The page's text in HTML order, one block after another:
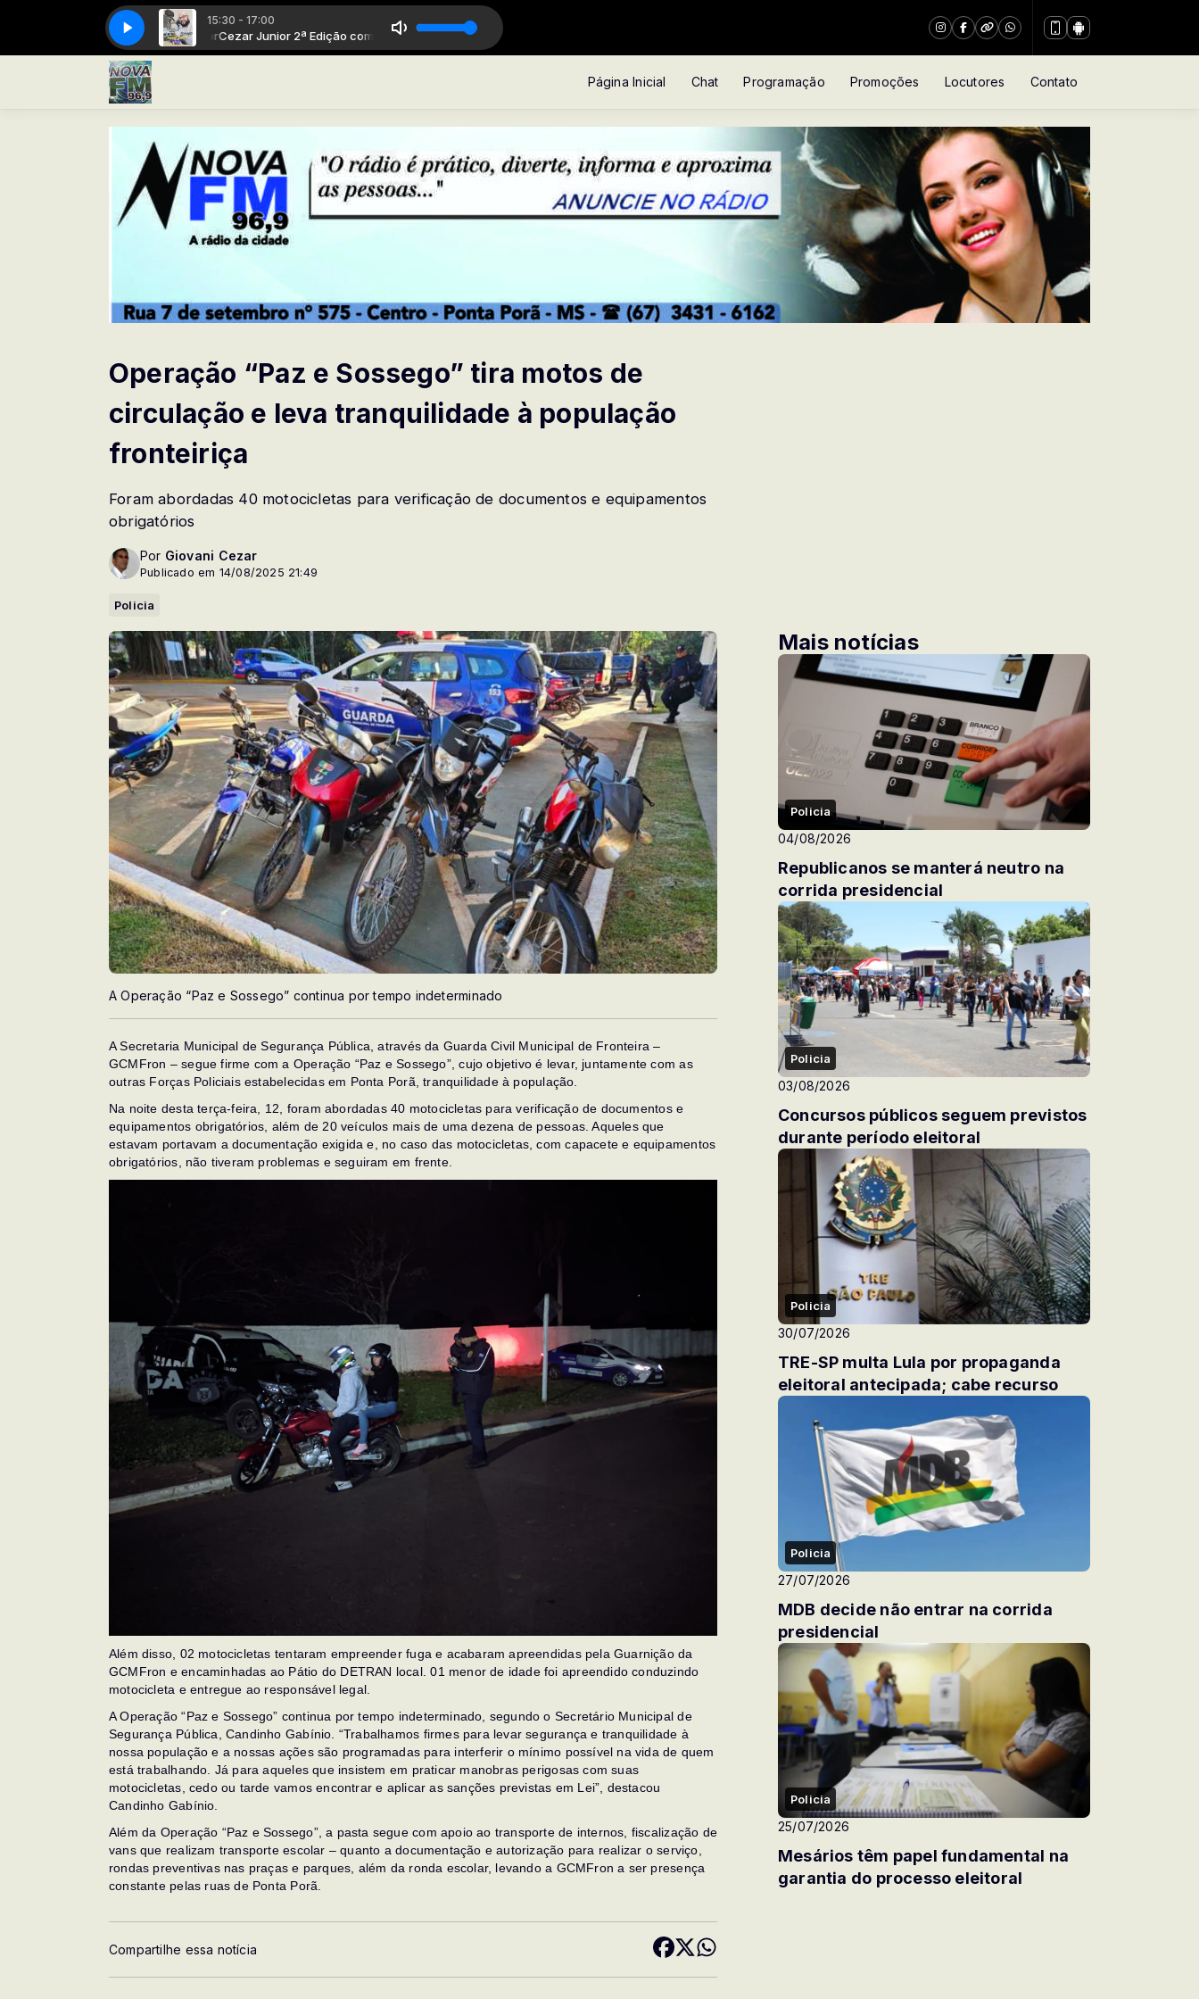
15:30 - 17:00
Edição com Cezar Junior Cezar Junior 2ª Edição com Cezar Junior
Página Inicial Chat Programação Promoções Locutores Contato
Operação “Paz e Sossego” tira motos de
circulação e leva tranquilidade à população
fronteiriça
Foram abordadas 40 motocicletas para verificação de documentos e equipamentos
obrigatórios
Por Giovani Cezar
Publicado em 14/08/2025 21:49
Policia
A Operação “Paz e Sossego” continua por tempo indeterminado
A Secretaria Municipal de Segurança Pública, através da Guarda Civil Municipal de Fronteira –
GCMFron – segue firme com a Operação “Paz e Sossego”, cujo objetivo é levar, juntamente com as
outras Forças Policiais estabelecidas em Ponta Porã, tranquilidade à população.
Na noite desta terça-feira, 12, foram abordadas 40 motocicletas para verificação de documentos e
equipamentos obrigatórios, além de 20 veículos mais de uma dezena de pessoas. Aqueles que
estavam portavam a documentação exigida e, no caso das motocicletas, com capacete e equipamentos
obrigatórios, não tiveram problemas e seguiram em frente.
Além disso, 02 motocicletas tentaram empreender fuga e acabaram apreendidas pela Guarnição da
GCMFron e encaminhadas ao Pátio do DETRAN local. 01 menor de idade foi apreendido conduzindo
motocicleta e entregue ao responsável legal.
A Operação “Paz e Sossego” continua por tempo indeterminado, segundo o Secretário Municipal de
Segurança Pública, Candinho Gabínio. “Trabalhamos firmes para levar segurança e tranquilidade à
nossa população e a nossas ações são programadas para interferir o mínimo possível na vida de quem
está trabalhando. Já para aqueles que insistem em praticar manobras perigosas com suas
motocicletas, cedo ou tarde vamos encontrar e aplicar as sanções previstas em Lei”, destacou
Candinho Gabínio.
Além da Operação “Paz e Sossego”, a pasta segue com apoio ao transporte de internos, fiscalização de
vans que realizam transporte escolar – quanto a documentação e autorização para realizar o serviço,
rondas preventivas nas praças e parques, além da ronda escolar, levando a GCMFron a ser presença
constante pelas ruas de Ponta Porã.
Compartilhe essa notícia
Mais notícias
Policia
04/08/2026
Republicanos se manterá neutro na
corrida presidencial
Policia
03/08/2026
Concursos públicos seguem previstos
durante período eleitoral
Policia
30/07/2026
TRE-SP multa Lula por propaganda
eleitoral antecipada; cabe recurso
Policia
27/07/2026
MDB decide não entrar na corrida
presidencial
Policia
25/07/2026
Mesários têm papel fundamental na
garantia do processo eleitoral